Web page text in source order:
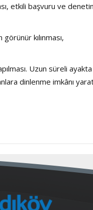
etkili başvuru ve
kılınması,
Uzun süreli ayakta
dinlenme imkânı